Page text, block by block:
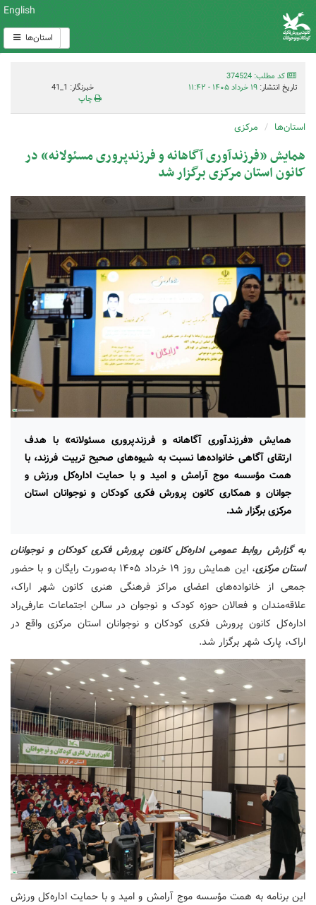
English
استان‌ها
کد مطلب: 374524
تاریخ انتشار: ۱۹ خرداد ۱۴۰۵ - ۱۱:۴۲
خبرنگار: 1_41
چاپ
استان‌ها مرکزی
همایش «فرزندآوری آگاهانه و فرزندپروری مسئولانه» در
کانون استان مرکزی برگزار شد
همایش «فرزندآوری آگاهانه و فرزندپروری مسئولانه» با هدف
ارتقای آگاهی خانواده‌ها نسبت به شیوه‌های صحیح تربیت فرزند، با
همت مؤسسه موج آرامش و امید و با حمایت اداره‌کل ورزش و
جوانان و همکاری کانون پرورش فکری کودکان و نوجوانان استان
مرکزی برگزار شد.
به گزارش روابط عمومی اداره‌کل کانون پرورش فکری کودکان و نوجوانان
استان مرکزی
، این همایش روز ۱۹ خرداد ۱۴۰۵ به‌صورت رایگان و با حضور
جمعی از خانواده‌های اعضای مراکز فرهنگی هنری کانون شهر اراک،
علاقه‌مندان و فعالان حوزه کودک و نوجوان در سالن اجتماعات عارفی‌راد
اداره‌کل کانون پرورش فکری کودکان و نوجوانان استان مرکزی واقع در
اراک، پارک شهر برگزار شد.
این برنامه به همت مؤسسه موج آرامش و امید و با حمایت اداره‌کل ورزش